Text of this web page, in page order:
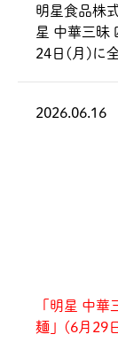
明星食品株
星 中華三昧
24日(月)に
2026.06.16
「明星 中
麺」(6月29